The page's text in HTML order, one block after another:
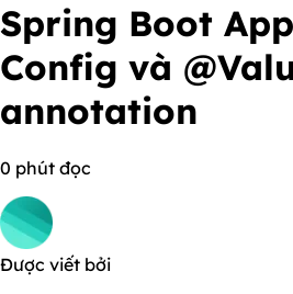
Spring Boot
Config và
annotation
0 phút đọc
Được viết bởi